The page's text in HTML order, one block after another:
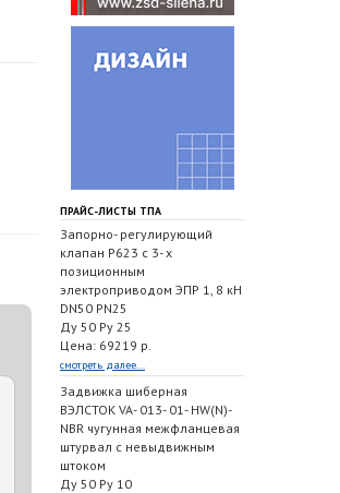
ПРАЙС-ЛИСТЫ ТПА
Запорно- регулирующий
клапан Р623 с 3- х
позиционным
электроприводом ЭПР 1, 8 кН
DN50 PN25
Ду 50 Ру 25
Цена: 69219 р.
смотреть далее...
Задвижка шиберная
ВЭЛСТОК VA- 013- 01- HW(N)-
NBR чугунная межфланцевая
штурвал с невыдвижным
штоком
Ду 50 Ру 10